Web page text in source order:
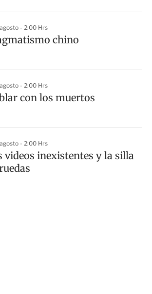
- 2:00 Hrs
chino
- 2:00 Hrs
con los muertos
- 2:00 Hrs
videos inexistentes y la silla